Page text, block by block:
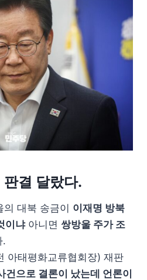
결 달랐다.
의 대북 송금이 이재명 방북
이냐아니면 쌍방울 주가 조
.
아태평화교류협회장) 재판
건으로 결론이 났는데 언론이